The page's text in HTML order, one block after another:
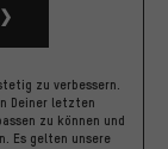
zu verbessern.
Deiner letzten
zu können und
Es gelten unsere